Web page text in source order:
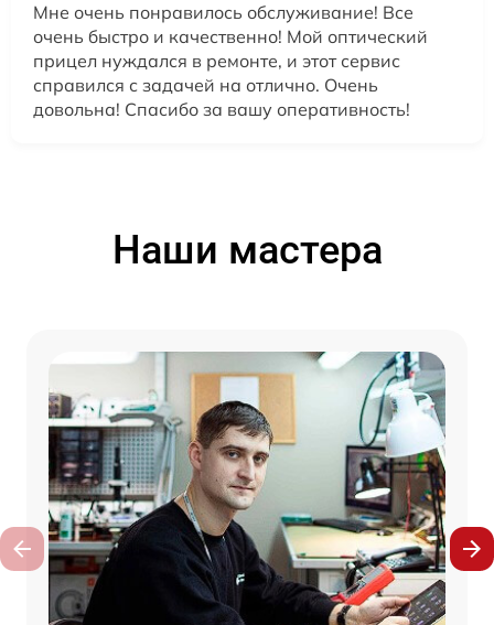
Мне очень понравилось обслуживание! Все
очень быстро и качественно! Мой оптический
прицел нуждался в ремонте, и этот сервис
справился с задачей на отлично. Очень
довольна! Спасибо за вашу оперативность!
Наши мастера